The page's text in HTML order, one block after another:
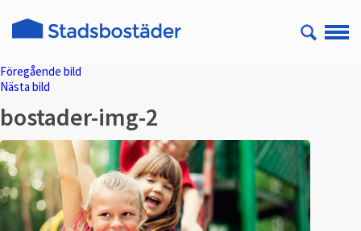
Föregående bild
Nästa bild
bostader-img-2